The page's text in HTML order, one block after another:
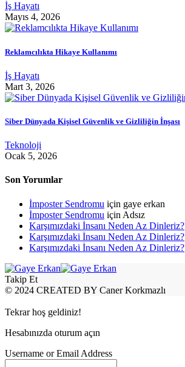
İş Hayatı
Mayıs 4, 2026
Reklamcılıkta Hikaye Kullanımı
İş Hayatı
Mart 3, 2026
Siber Dünyada Kişisel Güvenlik ve Gizliliğin İnşası
Teknoloji
Ocak 5, 2026
Son Yorumlar
İmposter Sendromu için gaye erkan
İmposter Sendromu için Adsız
Karşımızdaki İnsanı Neden Az Dinleriz?
Karşımızdaki İnsanı Neden Az Dinleriz?
Karşımızdaki İnsanı Neden Az Dinleriz?
Takip Et
© 2024 CREATED BY Caner Korkmazlı
Tekrar hoş geldiniz!
Hesabınızda oturum açın
Username or Email Address